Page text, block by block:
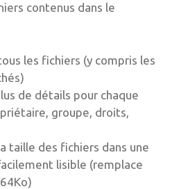
contenus dans le
les fichiers (y compris les
de détails pour chaque
groupe, droits,
taille des fichiers dans une
lisible (remplace